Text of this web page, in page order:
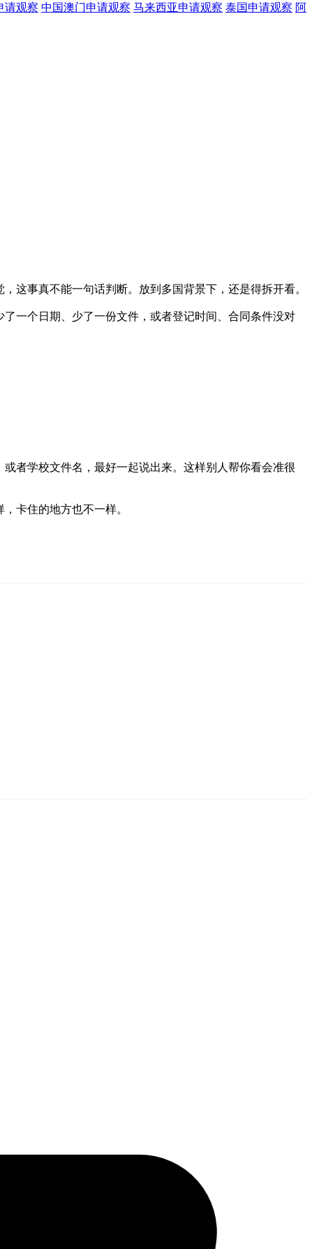
请观察 中国澳门申请观察 马来西亚申请观察 泰国申请观察 阿
这事真不能一句话判断。放到多国背景下，还是得拆开看。
一个日期、少了一份文件，或者登记时间、合同条件没对
者学校文件名，最好一起说出来。这样别人帮你看会准很
卡住的地方也不一样。